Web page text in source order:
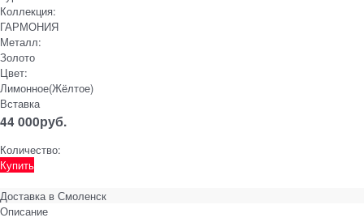
Коллекция:
ГАРМОНИЯ
Металл:
Золото
Цвет:
Лимонное(Жёлтое)
Вставка
44 000руб.
Количество:
Купить
Доставка в Смоленск
Описание